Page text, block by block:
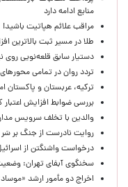
منابع ادامه دارد
مراقب علائم هپاتیت باشید!
طلا در مسیر ثبت بالاترین
دستیار سابق قلعه‌نویی روی
تردد روان در تمامی
ترکیه، عربستان و پاکستان
بررسی ضوابط افزایش
والدین با تخلف سرویس
روایت نادرست از جنگ بر سَر
درخواست واشنگتن از
سخنگوی آبفای تهران:
اخراج دو مأمور ارشد